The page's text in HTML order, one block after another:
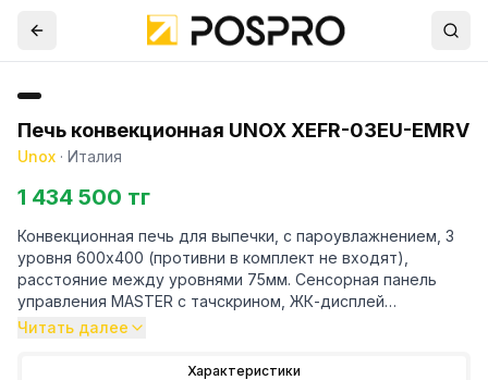
Печь конвекционная UNOX XEFR-03EU-EMRV
Unox · Италия
1 434 500 тг
Конвекционная печь для выпечки, с пароувлажнением, 3
уровня 600х400 (противни в комплект не входят),
расстояние между уровнями 75мм. Сенсорная панель
управления MASTER с тачскрином, ЖК-дисплей
(диагональ 7"), 896 программ, 9 шагов выпекания,
готовки с возможностью установки до 10 таймеров). 2
Читать далее
Характеристики